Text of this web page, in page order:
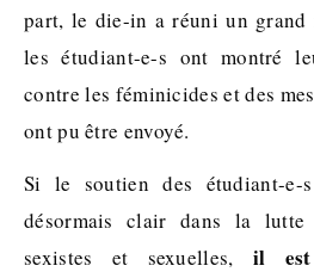
part, le die-in a réuni un grand
les étudiant-e-s ont montré
contre les féminicides et des
ont pu être envoyé.
Si le soutien des étudiant-e-
désormais clair dans la
sexistes et sexuelles, il est